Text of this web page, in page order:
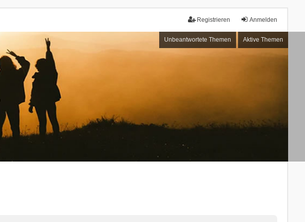
Anmelden
Registrieren
Unbeantwortete Themen Aktive Themen